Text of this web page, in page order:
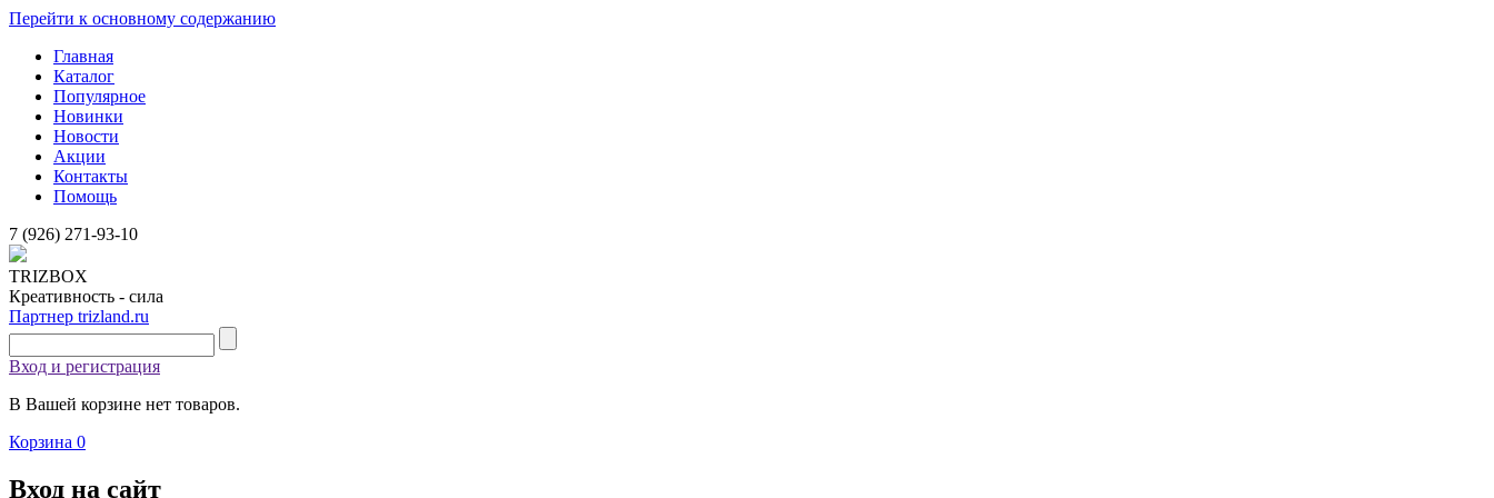
Перейти к основному содержанию
Главная
Каталог
Популярное
Новинки
Новости
Акции
Контакты
Помощь
7 (926) 271-93-10
TRIZBOX
Креативность - сила
Партнер trizland.ru
Вход и регистрация
В Вашей корзине нет товаров.
Корзина 0
Вход на сайт